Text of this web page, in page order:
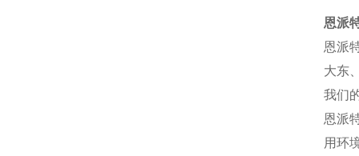
恩派
恩派
大东
我们
恩派
用环